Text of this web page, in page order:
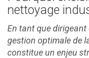
nettoyage
En tant que dirigeant
gestion optimale de
constitue un enjeu